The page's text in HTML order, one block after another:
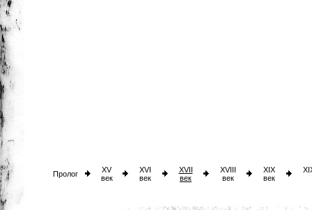
Пролог
XV
век
XVI
век
XVII
век
XVIII
век
XIX
век